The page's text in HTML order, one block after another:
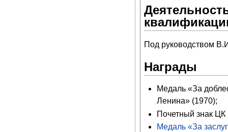
Под руководством
Награды
Медаль «За
Ленина» (1970);
Почетный знак
Медаль «За